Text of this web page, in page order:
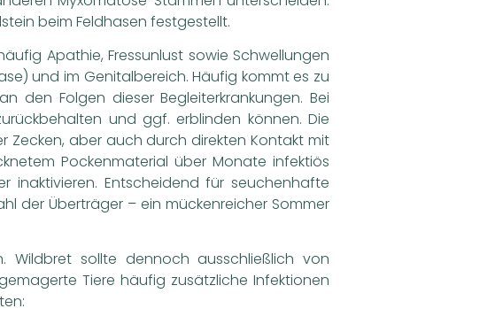
beim Feldhasen festgestellt.
Apathie, Fressunlust sowie Schwellungen
und im Genitalbereich. Häufig kommt es zu
den Folgen dieser Begleiterkrankungen. Bei
und ggf. erblinden können. Die
Zecken, aber auch durch direkten Kontakt mit
Pockenmaterial über Monate infektiös
inaktivieren. Entscheidend für seuchenhafte
der Überträger – ein mückenreicher Sommer
Wildbret sollte dennoch ausschließlich von
Tiere häufig zusätzliche Infektionen